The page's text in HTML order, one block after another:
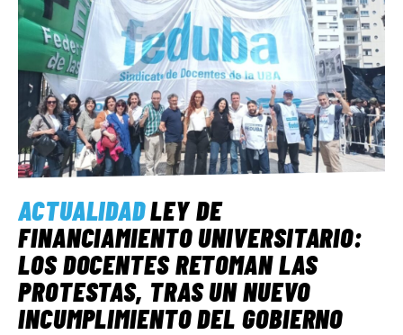
ACTUALIDADLEY DE
FINANCIAMIENTO UNIVERSITARIO:
LOS DOCENTES RETOMAN LAS
PROTESTAS, TRAS UN NUEVO
INCUMPLIMIENTO DEL GOBIERNO